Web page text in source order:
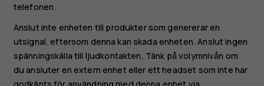
telefonen.
Anslut inte enheten till produkter som genererar en
utsignal, eftersom denna kan skada enheten. Anslut ingen
spänningskälla till ljudkontakten. Tänk på volymnivån om
du ansluter en extern enhet eller ett headset som inte har